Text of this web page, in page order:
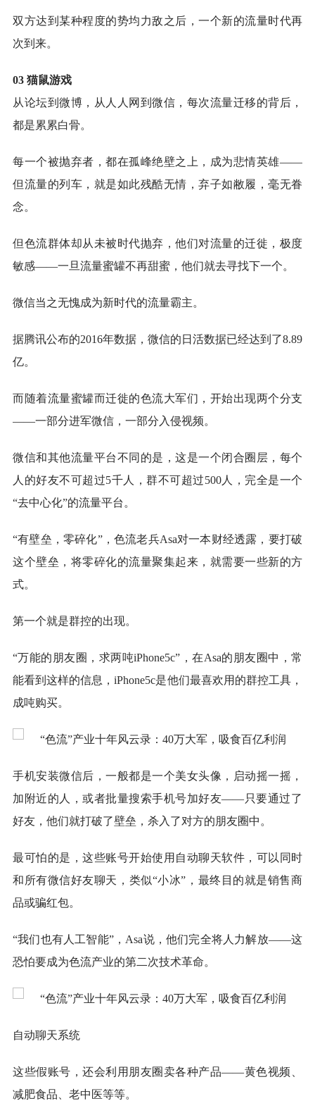
双方达到某种程度的势均力敌之后，一个新的流量时代再
次到来。
03 猫鼠游戏
从论坛到微博，从人人网到微信，每次流量迁移的背后，
都是累累白骨。
每一个被抛弃者，都在孤峰绝壁之上，成为悲情英雄——
但流量的列车，就是如此残酷无情，弃子如敝履，毫无眷
念。
但色流群体却从未被时代抛弃，他们对流量的迁徙，极度
敏感——一旦流量蜜罐不再甜蜜，他们就去寻找下一个。
微信当之无愧成为新时代的流量霸主。
据腾讯公布的2016年数据，微信的日活数据已经达到了8.89
亿。
而随着流量蜜罐而迁徙的色流大军们，开始出现两个分支
——一部分进军微信，一部分入侵视频。
微信和其他流量平台不同的是，这是一个闭合圈层，每个
人的好友不可超过5千人，群不可超过500人，完全是一个
“去中心化”的流量平台。
“有壁垒，零碎化”，色流老兵Asa对一本财经透露，要打破
这个壁垒，将零碎化的流量聚集起来，就需要一些新的方
式。
第一个就是群控的出现。
“万能的朋友圈，求两吨iPhone5c”，在Asa的朋友圈中，常
能看到这样的信息，iPhone5c是他们最喜欢用的群控工具，
成吨购买。
手机安装微信后，一般都是一个美女头像，启动摇一摇，
加附近的人，或者批量搜索手机号加好友——只要通过了
好友，他们就打破了壁垒，杀入了对方的朋友圈中。
最可怕的是，这些账号开始使用自动聊天软件，可以同时
和所有微信好友聊天，类似“小冰”，最终目的就是销售商
品或骗红包。
“我们也有人工智能”，Asa说，他们完全将人力解放——这
恐怕要成为色流产业的第二次技术革命。
自动聊天系统
这些假账号，还会利用朋友圈卖各种产品——黄色视频、
减肥食品、老中医等等。